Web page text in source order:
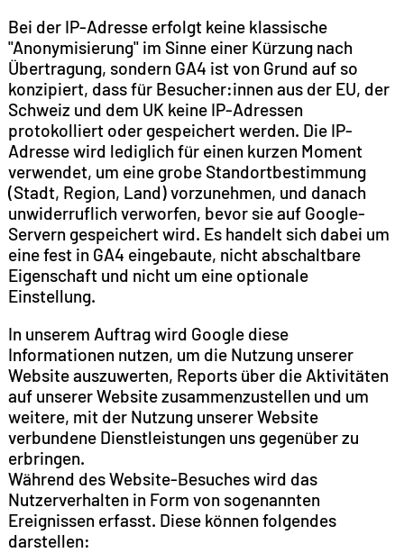
Bei der IP-Adresse erfolgt keine klassische
"Anonymisierung" im Sinne einer Kürzung nach
Übertragung, sondern GA4 ist von Grund auf so
konzipiert, dass für Besucher:innen aus der EU, der
Schweiz und dem UK keine IP-Adressen
protokolliert oder gespeichert werden. Die IP-
Adresse wird lediglich für einen kurzen Moment
verwendet, um eine grobe Standortbestimmung
(Stadt, Region, Land) vorzunehmen, und danach
unwiderruflich verworfen, bevor sie auf Google-
Servern gespeichert wird. Es handelt sich dabei um
eine fest in GA4 eingebaute, nicht abschaltbare
Eigenschaft und nicht um eine optionale
Einstellung.
In unserem Auftrag wird Google diese
Informationen nutzen, um die Nutzung unserer
Website auszuwerten, Reports über die Aktivitäten
auf unserer Website zusammenzustellen und um
weitere, mit der Nutzung unserer Website
verbundene Dienstleistungen uns gegenüber zu
erbringen.
Während des Website-Besuches wird das
Nutzerverhalten in Form von sogenannten
Ereignissen erfasst. Diese können folgendes
darstellen: